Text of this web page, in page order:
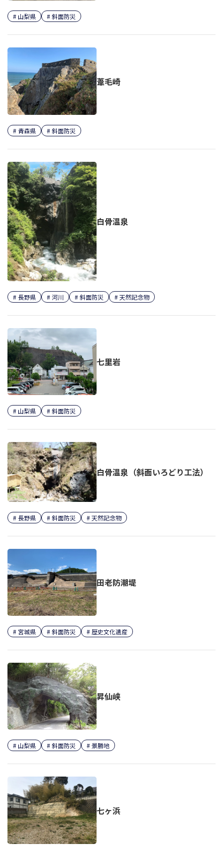
山梨県 斜面防災
葦毛崎
青森県 斜面防災
白骨温泉
長野県 河川 斜面防災 天然記念物
七里岩
山梨県 斜面防災
白骨温泉（斜面いろどり工法）
長野県 斜面防災 天然記念物
田老防潮堤
宮城県 斜面防災 歴史文化遺産
昇仙峡
山梨県 斜面防災 景勝地
七ヶ浜